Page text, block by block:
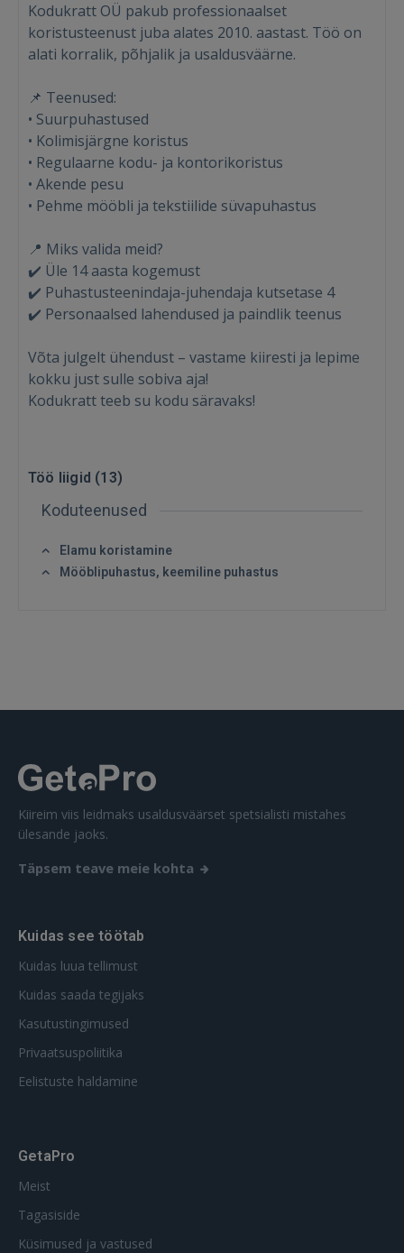
Sisene
Unustasite parooli? Jäta mind meelde
FACEBOOK
Kodukratt OÜ pakub professionaalset
koristusteenust juba alates 2010. aastast. Töö on
alati korralik, põhjalik ja usaldusväärne.
📌 Teenused:
• Suurpuhastused
• Kolimisjärgne koristus
• Regulaarne kodu- ja kontorikoristus
• Akende pesu
• Pehme mööbli ja tekstiilide süvapuhastus
📍 Miks valida meid?
✔️ Üle 14 aasta kogemust
✔️ Puhastusteenindaja-juhendaja kutsetase 4
✔️ Personaalsed lahendused ja paindlik teenus
Võta julgelt ühendust – vastame kiiresti ja lepime
kokku just sulle sobiva aja!
Kodukratt teeb su kodu säravaks!
Töö liigid (13)
Koduteenused
Elamu koristamine
Mööblipuhastus, keemiline puhastus
Kiireim viis leidmaks usaldusväärset spetsialisti mistahes
ülesande jaoks.
Täpsem teave meie kohta
Kuidas see töötab
Kuidas luua tellimust
Kuidas saada tegijaks
Kasutustingimused
Privaatsuspoliitika
Eelistuste haldamine
GetaPro
Meist
Tagasiside
Küsimused ja vastused